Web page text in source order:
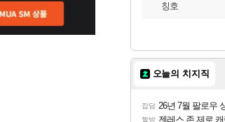
칭호
오늘의 치지직
잡담 26년 7월 팔로우 상승량
짤방 젠레스 존 제로 캐릭